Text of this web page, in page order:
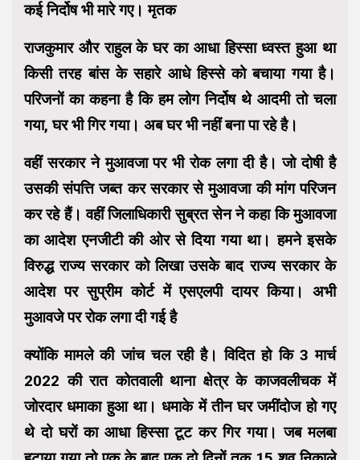
कई निर्दोष भी मारे गए। मृतक
राजकुमार और राहुल के घर का आधा हिस्सा ध्वस्त हुआ था
किसी तरह बांस के सहारे आधे हिस्से को बचाया गया है।
परिजनों का कहना है कि हम लोग निर्दोष थे आदमी तो चला
गया, घर भी गिर गया। अब घर भी नहीं बना पा रहे है।
वहीं सरकार ने मुआवजा पर भी रोक लगा दी है। जो दोषी है
उसकी संपत्ति जब्त कर सरकार से मुआवजा की मांग परिजन
कर रहे हैं। वहीं जिलाधिकारी सुब्रत सेन ने कहा कि मुआवजा
का आदेश एनजीटी की ओर से दिया गया था। हमने इसके
विरुद्ध राज्य सरकार को लिखा उसके बाद राज्य सरकार के
आदेश पर सुप्रीम कोर्ट में एसएलपी दायर किया। अभी
मुआवजे पर रोक लगा दी गई है
क्योंकि मामले की जांच चल रही है। विदित हो कि 3 मार्च
2022 की रात कोतवाली थाना क्षेत्र के काजवलीचक में
जोरदार धमाका हुआ था। धमाके में तीन घर जमींदोज हो गए
थे दो घरों का आधा हिस्सा टूट कर गिर गया। जब मलबा